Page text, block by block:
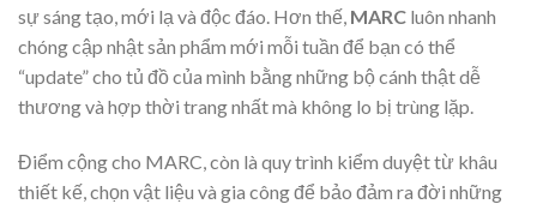
sự sáng tạo, mới lạ và độc đáo. Hơn thế, MARC luôn nhanh
chóng cập nhật sản phẩm mới mỗi tuần để bạn có thể
“update” cho tủ đồ của mình bằng những bộ cánh thật dễ
thương và hợp thời trang nhất mà không lo bị trùng lặp.
Điểm cộng cho MARC, còn là quy trình kiểm duyệt từ khâu
thiết kế, chọn vật liệu và gia công để bảo đảm ra đời những